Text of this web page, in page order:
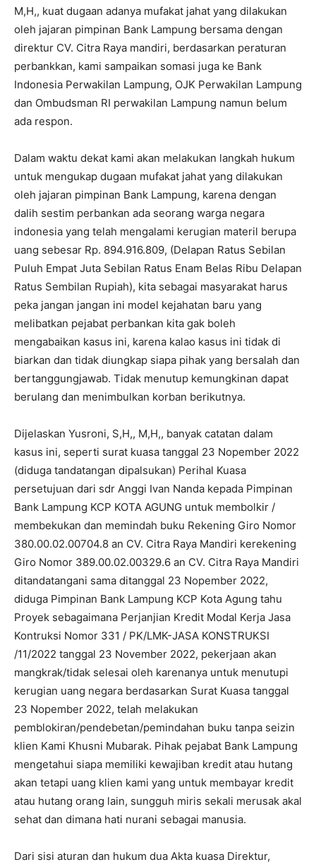
M,H,, kuat dugaan adanya mufakat jahat yang dilakukan
oleh jajaran pimpinan Bank Lampung bersama dengan
direktur CV. Citra Raya mandiri, berdasarkan peraturan
perbankkan, kami sampaikan somasi juga ke Bank
Indonesia Perwakilan Lampung, OJK Perwakilan Lampung
dan Ombudsman RI perwakilan Lampung namun belum
ada respon.
Dalam waktu dekat kami akan melakukan langkah hukum
untuk mengukap dugaan mufakat jahat yang dilakukan
oleh jajaran pimpinan Bank Lampung, karena dengan
dalih sestim perbankan ada seorang warga negara
indonesia yang telah mengalami kerugian materil berupa
uang sebesar Rp. 894.916.809, (Delapan Ratus Sebilan
Puluh Empat Juta Sebilan Ratus Enam Belas Ribu Delapan
Ratus Sembilan Rupiah), kita sebagai masyarakat harus
peka jangan jangan ini model kejahatan baru yang
melibatkan pejabat perbankan kita gak boleh
mengabaikan kasus ini, karena kalao kasus ini tidak di
biarkan dan tidak diungkap siapa pihak yang bersalah dan
bertanggungjawab. Tidak menutup kemungkinan dapat
berulang dan menimbulkan korban berikutnya.
Dijelaskan Yusroni, S,H,, M,H,, banyak catatan dalam
kasus ini, seperti surat kuasa tanggal 23 Nopember 2022
(diduga tandatangan dipalsukan) Perihal Kuasa
persetujuan dari sdr Anggi Ivan Nanda kepada Pimpinan
Bank Lampung KCP KOTA AGUNG untuk membolkir /
membekukan dan memindah buku Rekening Giro Nomor
380.00.02.00704.8 an CV. Citra Raya Mandiri kerekening
Giro Nomor 389.00.02.00329.6 an CV. Citra Raya Mandiri
ditandatangani sama ditanggal 23 Nopember 2022,
diduga Pimpinan Bank Lampung KCP Kota Agung tahu
Proyek sebagaimana Perjanjian Kredit Modal Kerja Jasa
Kontruksi Nomor 331 / PK/LMK-JASA KONSTRUKSI
/11/2022 tanggal 23 November 2022, pekerjaan akan
mangkrak/tidak selesai oleh karenanya untuk menutupi
kerugian uang negara berdasarkan Surat Kuasa tanggal
23 Nopember 2022, telah melakukan
pemblokiran/pendebetan/pemindahan buku tanpa seizin
klien Kami Khusni Mubarak. Pihak pejabat Bank Lampung
mengetahui siapa memiliki kewajiban kredit atau hutang
akan tetapi uang klien kami yang untuk membayar kredit
atau hutang orang lain, sungguh miris sekali merusak akal
sehat dan dimana hati nurani sebagai manusia.
Dari sisi aturan dan hukum dua Akta kuasa Direktur,